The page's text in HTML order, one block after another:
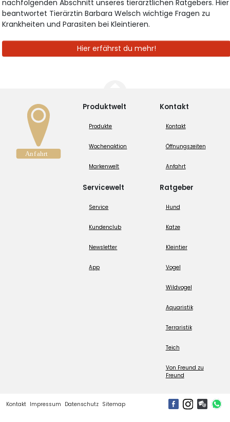
nachfolgenden Abschnitt unseres tierärztlichen Ratgebers. Hier
beantwortet Tierärztin Barbara Welsch wichtige Fragen zu
Krankheiten und Parasiten bei Kleintieren.
Hier erfährst du mehr!
Produktwelt
Produkte
Wochenaktion
Markenwelt
Servicewelt
Service
Kundenclub
Newsletter
App
Kontakt
Kontakt
Öffnungszeiten
Anfahrt
Ratgeber
Hund
Katze
Kleintier
Vogel
Wildvogel
Aquaristik
Terraristik
Teich
Von Freund zu
Freund
Kontakt Impressum Datenschutz Sitemap